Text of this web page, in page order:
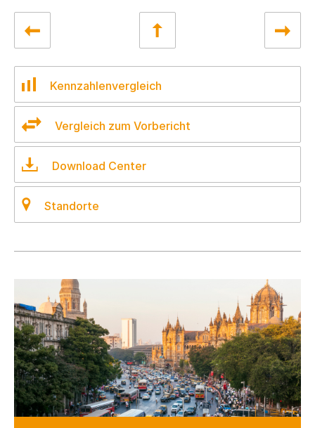
Kennzahlenvergleich
Vergleich zum Vorbericht
Download Center
Standorte